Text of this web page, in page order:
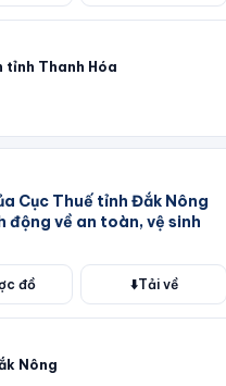
tỉnh Thanh Hóa
Cục Thuế tỉnh Đắk Nông
động về an toàn, vệ sinh
đồ ⬇️Tải về
Nông